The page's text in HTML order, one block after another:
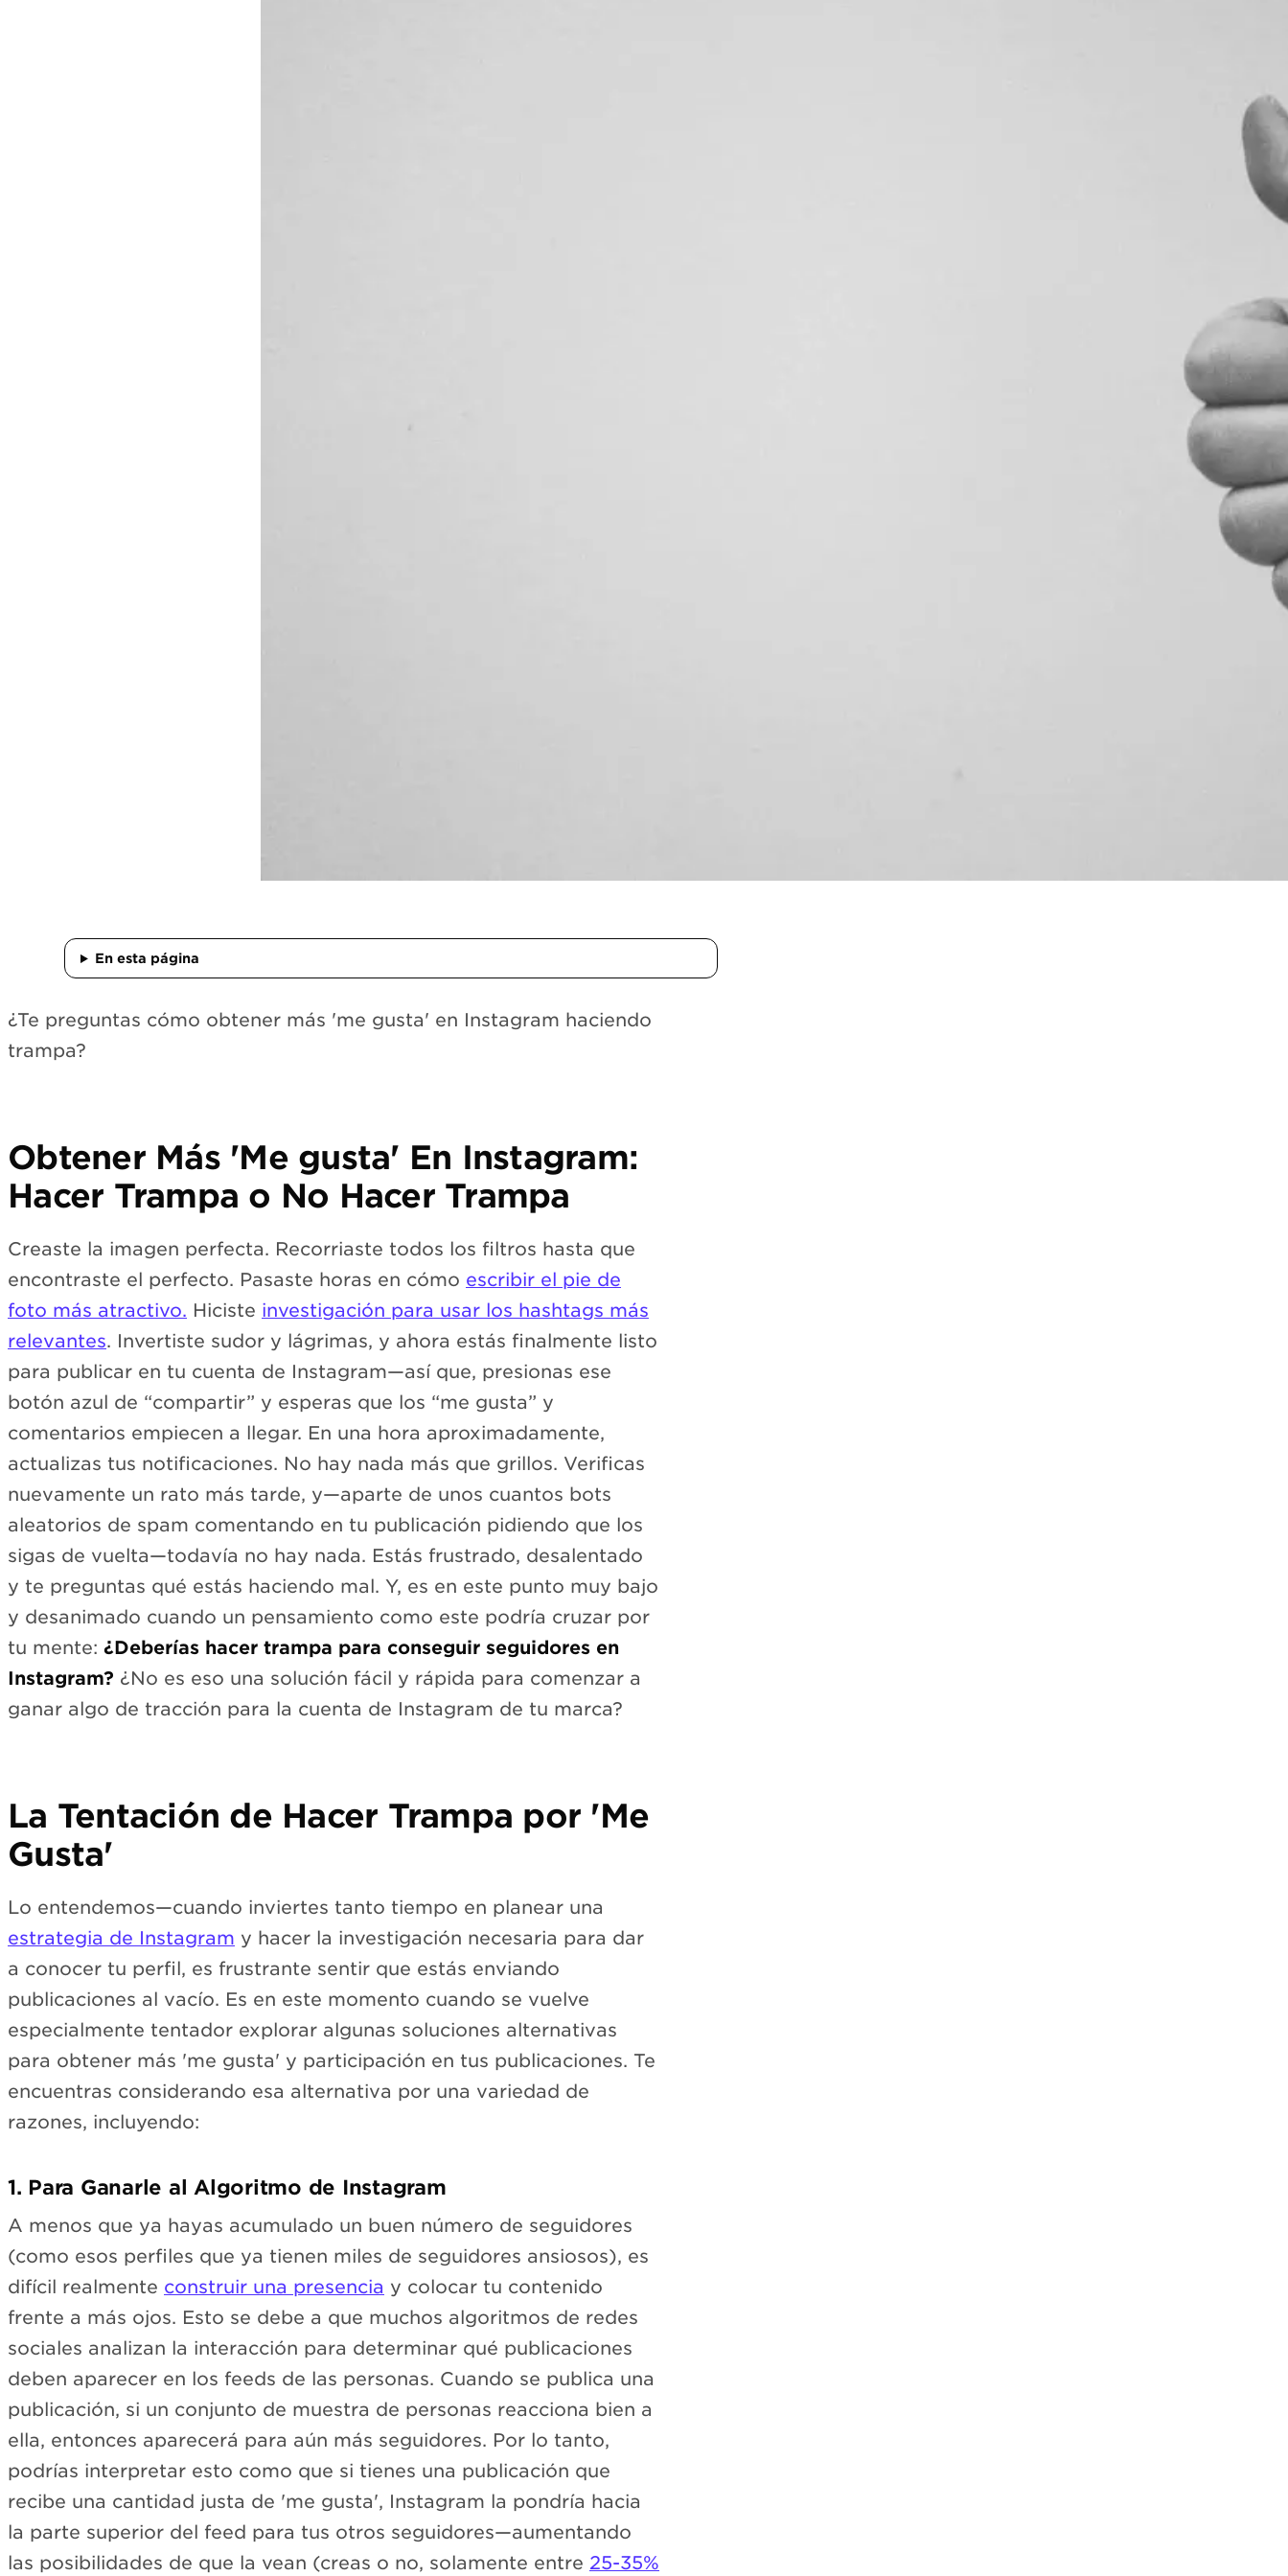
En esta página
¿Te preguntas cómo obtener más 'me gusta' en Instagram haciendo
trampa?
Obtener Más 'Me gusta' En Instagram:
Hacer Trampa o No Hacer Trampa
Creaste la imagen perfecta. Recorriaste todos los filtros hasta que
encontraste el perfecto. Pasaste horas en cómo escribir el pie de
foto más atractivo. Hiciste investigación para usar los hashtags más
relevantes. Invertiste sudor y lágrimas, y ahora estás finalmente listo
para publicar en tu cuenta de Instagram—así que, presionas ese
botón azul de “compartir” y esperas que los “me gusta” y
comentarios empiecen a llegar. En una hora aproximadamente,
actualizas tus notificaciones. No hay nada más que grillos. Verificas
nuevamente un rato más tarde, y—aparte de unos cuantos bots
aleatorios de spam comentando en tu publicación pidiendo que los
sigas de vuelta—todavía no hay nada. Estás frustrado, desalentado
y te preguntas qué estás haciendo mal. Y, es en este punto muy bajo
y desanimado cuando un pensamiento como este podría cruzar por
tu mente: ¿Deberías hacer trampa para conseguir seguidores en
Instagram? ¿No es eso una solución fácil y rápida para comenzar a
ganar algo de tracción para la cuenta de Instagram de tu marca?
La Tentación de Hacer Trampa por 'Me
Gusta'
Lo entendemos—cuando inviertes tanto tiempo en planear una
estrategia de Instagram y hacer la investigación necesaria para dar
a conocer tu perfil, es frustrante sentir que estás enviando
publicaciones al vacío. Es en este momento cuando se vuelve
especialmente tentador explorar algunas soluciones alternativas
para obtener más 'me gusta' y participación en tus publicaciones. Te
encuentras considerando esa alternativa por una variedad de
razones, incluyendo:
1. Para Ganarle al Algoritmo de Instagram
A menos que ya hayas acumulado un buen número de seguidores
(como esos perfiles que ya tienen miles de seguidores ansiosos), es
difícil realmente construir una presencia y colocar tu contenido
frente a más ojos. Esto se debe a que muchos algoritmos de redes
sociales analizan la interacción para determinar qué publicaciones
deben aparecer en los feeds de las personas. Cuando se publica una
publicación, si un conjunto de muestra de personas reacciona bien a
ella, entonces aparecerá para aún más seguidores. Por lo tanto,
podrías interpretar esto como que si tienes una publicación que
recibe una cantidad justa de 'me gusta', Instagram la pondría hacia
la parte superior del feed para tus otros seguidores—aumentando
las posibilidades de que la vean (creas o no, solamente entre 25-35%